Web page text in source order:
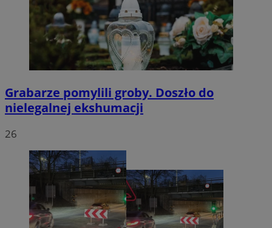
Grabarze pomylili groby. Doszło do
nielegalnej ekshumacji
26